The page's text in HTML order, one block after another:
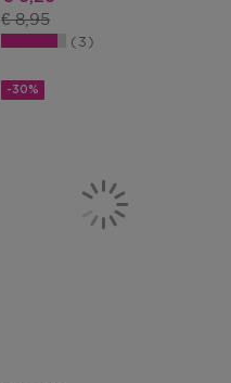
Productprijs
€ 8,95
3
-30%